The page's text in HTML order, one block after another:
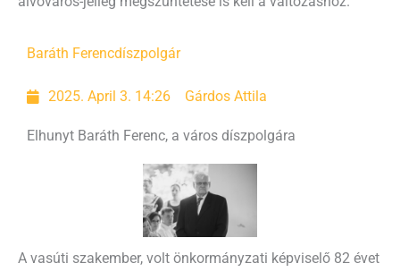
Baráth Ferencdíszpolgár
2025. April 3. 14:26 Gárdos Attila
Elhunyt Baráth Ferenc, a város díszpolgára
A vasúti szakember, volt önkormányzati képviselő 82 évet